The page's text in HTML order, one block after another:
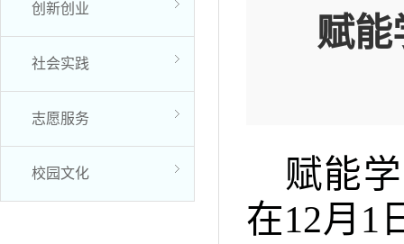
创新创业
社会实践
志愿服务
校园文化
赋
赋能
在12月1